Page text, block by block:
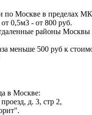
по Москве в пределах
0,5м3 - от 800 руб.
районы
меньше 500 руб к
в Москве:
д. 3, стр 2,